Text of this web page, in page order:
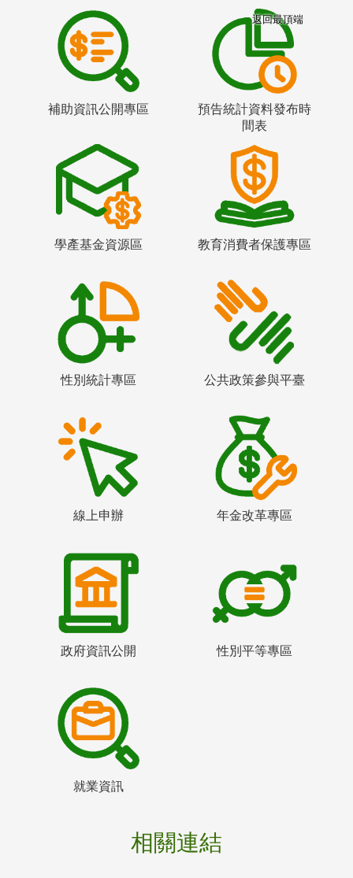
補助資訊公開專區
預告統計資料發布時
間表
學產基金資源區 教育消費者保護專區
性別統計專區 公共政策參與平臺
線上申辦 年金改革專區
政府資訊公開 性別平等專區
就業資訊
相關連結
返回最頂端